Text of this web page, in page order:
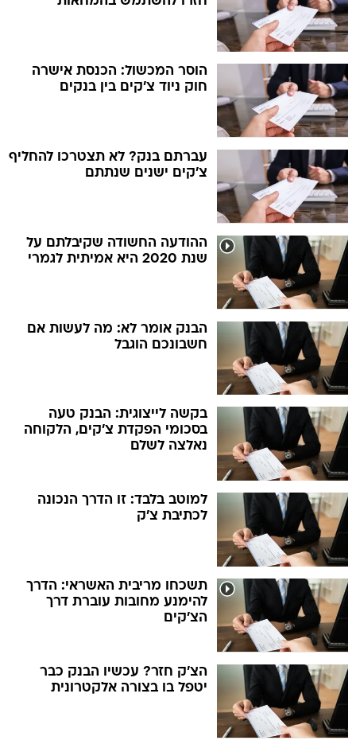
הוסר המכשול: הכנסת אישרה
חוק ניוד צ'קים בין בנקים
עברתם בנק? לא תצטרכו להחליף
צ'קים ישנים שנתתם
ההודעה החשודה שקיבלתם על
שנת 2020 היא אמיתית לגמרי
הבנק אומר לא: מה לעשות אם
חשבונכם הוגבל
בקשה לייצוגית: הבנק טעה
בסכומי הפקדת צ'קים, הלקוחה
נאלצה לשלם
למוטב בלבד: זו הדרך הנכונה
לכתיבת צ'ק
תשכחו מריבית האשראי: הדרך
להימנע מחובות עוברת דרך
הצ'קים
הצ'ק חזר? עכשיו הבנק כבר
יטפל בו בצורה אלקטרונית